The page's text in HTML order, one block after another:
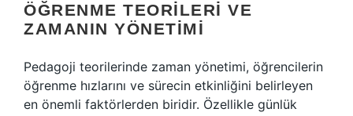
ÖĞRENME TEORILERI VE
ZAMANIN YÖNETIMI
Pedagoji teorilerinde zaman yönetimi, öğrencilerin
öğrenme hızlarını ve sürecin etkinliğini belirleyen
en önemli faktörlerden biridir. Özellikle günlük